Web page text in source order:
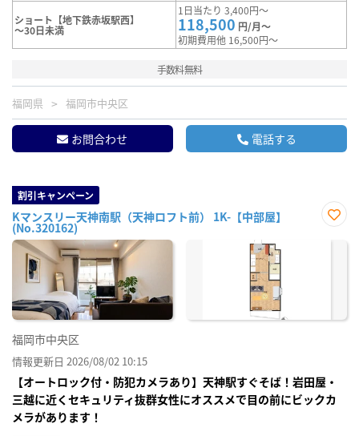
ショート【地下鉄赤坂駅西】
～30日未満
1日当たり 3,400円～
118,500 円/月～
初期費用他 16,500円～
手数料無料
福岡県 福岡市中央区
お問合わせ 電話する
割引キャンペーン
Kマンスリー天神南駅（天神ロフト前） 1K-【中部屋】
(No.320162)
に入
福岡市中央区
情報更新日 2026/08/02 10:15
【オートロック付・防犯カメラあり】天神駅すぐそば！岩田屋・
三越に近くセキュリティ抜群女性にオススメで目の前にビックカ
メラがあります！